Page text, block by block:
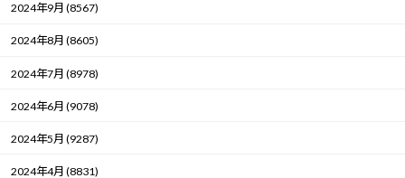
2024年9月 (8567)
2024年8月 (8605)
2024年7月 (8978)
2024年6月 (9078)
2024年5月 (9287)
2024年4月 (8831)